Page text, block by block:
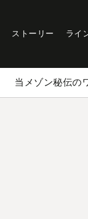
ストーリー ライ
当メゾン秘伝の